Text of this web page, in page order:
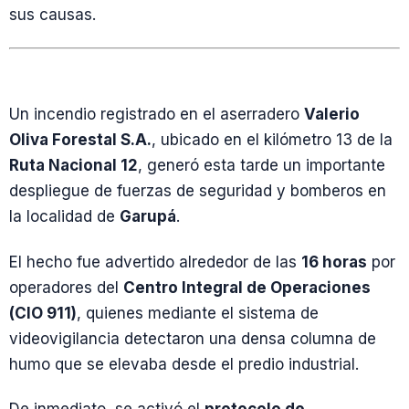
sus causas.
Un incendio registrado en el aserradero Valerio
Oliva Forestal S.A., ubicado en el kilómetro 13 de la
Ruta Nacional 12, generó esta tarde un importante
despliegue de fuerzas de seguridad y bomberos en
la localidad de Garupá.
El hecho fue advertido alrededor de las 16 horas por
operadores del Centro Integral de Operaciones
(CIO 911), quienes mediante el sistema de
videovigilancia detectaron una densa columna de
humo que se elevaba desde el predio industrial.